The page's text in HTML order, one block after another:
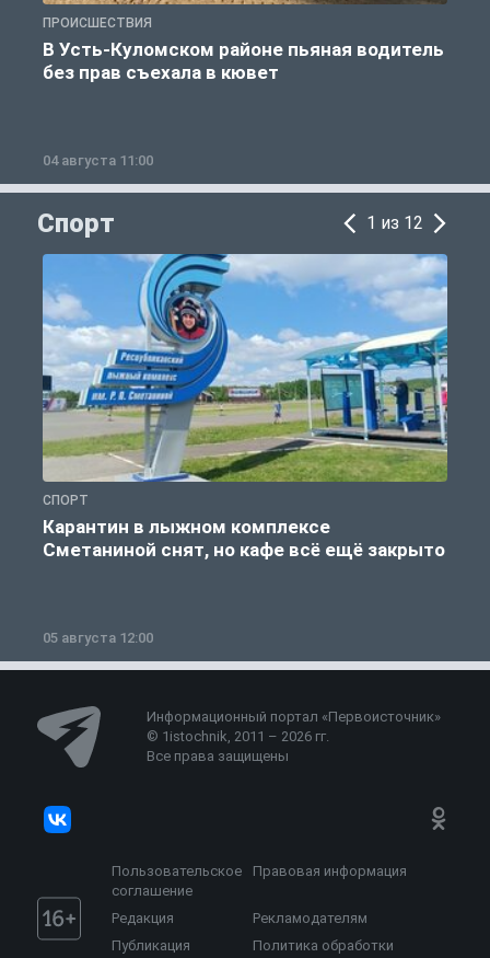
ПРОИСШЕСТВИЯ
В Усть-Куломском районе пьяная водитель
без прав съехала в кювет
04 августа 11:00
Спорт 1 из 12
СПОРТ
Карантин в лыжном комплексе
Сметаниной снят, но кафе всё ещё закрыто
05 августа 12:00
Информационный портал «Первоисточник»
© 1istochnik, 2011 – 2026 гг.
Все права защищены
Пользовательское
соглашение
Правовая информация
Редакция
Рекламодателям
Публикация
Политика обработки